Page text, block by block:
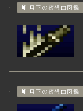
月下の夜想曲図鑑
月下の夜想曲図鑑